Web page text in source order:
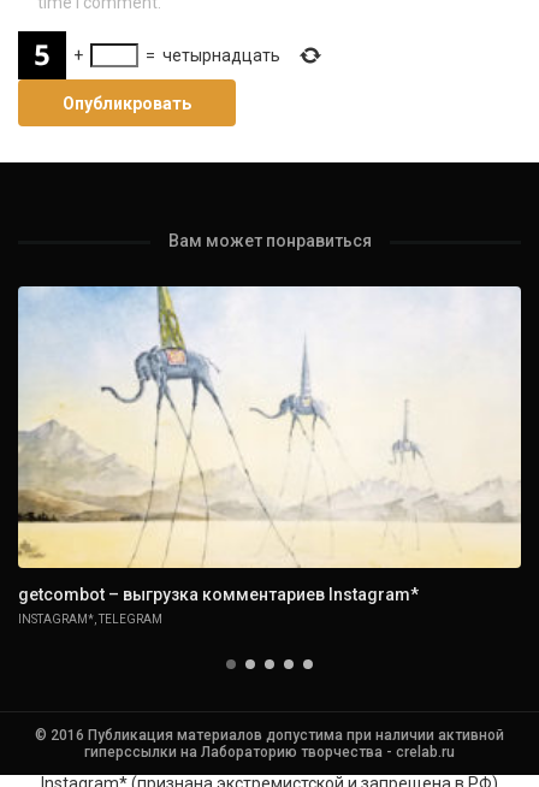
+ = четырнадцать
Вам может понравиться
getcombot – выгрузка комментариев Instagram*
INSTAGRAM* ,TELEGRAM
© 2016 Публикация материалов допустима при наличии активной
гиперссылки на Лабораторию творчества - crelab.ru
Instagram* (признана экстремистской и запрещена в РФ)